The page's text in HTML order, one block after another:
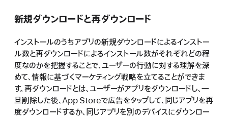
新規ダウンロードと再ダウンロード
インストールのうちアプリの新規ダウンロードによるインストー
ル数と再ダウンロードによるインストール数がそれぞれどの程
度なのかを把握することで、ユーザーの行動に対する理解を深
めて、情報に基づくマーケティング戦略を立てることができま
す。再ダウンロードとは、ユーザーがアプリをダウンロードし、一
旦削除した後、App Storeで広告をタップして、同じアプリを再
度ダウンロードするか、同じアプリを別のデバイスにダウンロー